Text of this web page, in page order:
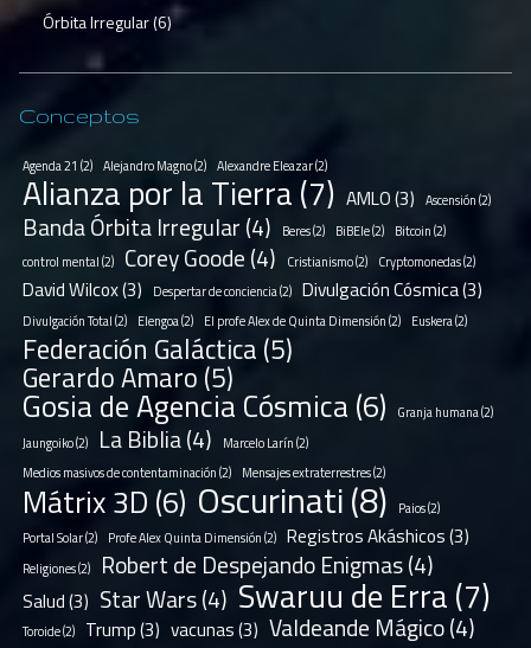
Órbita Irregular(6)
Conceptos
Agenda 21 (2) Alejandro Magno(2) Alexandre Eleazar(2)
Alianza por la Tierra(7) AMLO(3) Ascensión(2)
Banda Órbita Irregular (4) Beres(2) BiBEle(2) Bitcoin(2)
control mental(2) Corey Goode (4) Cristianismo(2) Cryptomonedas(2)
David Wilcox(3) Despertar de conciencia(2) Divulgación Cósmica(3)
Divulgación Total(2) Elengoa(2) El profe Alex de Quinta Dimensión(2) Euskera(2)
Federación Galáctica (5)
Gerardo Amaro (5)
Gosia de Agencia Cósmica (6) Granja humana(2)
Jaungoiko(2) La Biblia(4) Marcelo Larín(2)
Medios masivos de contentaminación(2) Mensajes extraterrestres(2)
Mátrix 3D (6) Oscurinati(8) Paios(2)
Portal Solar(2) Profe Alex Quinta Dimensión(2) Registros Akáshicos(3)
Religiones(2) Robert de Despejando Enigmas(4)
Salud(3) Star Wars(4) Swaruu de Erra(7)
Toroide(2) Trump(3) vacunas(3) Valdeande Mágico(4)